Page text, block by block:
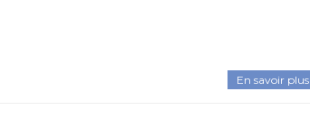
En savoir plus